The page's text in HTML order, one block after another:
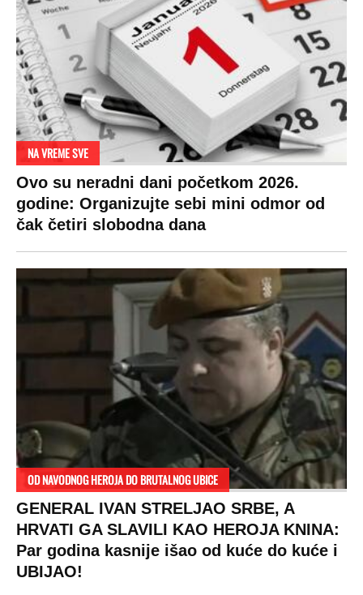
OD NAVODNOG HEROJA DO BRUTALNOG UBICE
GENERAL IVAN STRELJAO SRBE, A
HRVATI GA SLAVILI KAO HEROJA KNINA:
Par godina kasnije išao od kuće do kuće i
UBIJAO!
DRAMA ZBOG LJUBAVNE PRIČE
Zbog svadbe trudne Srpkinje i Albanca
proradio nacionalizam! Popljuvali ih samo
tako: "Ti si svoje srpsko izdala"